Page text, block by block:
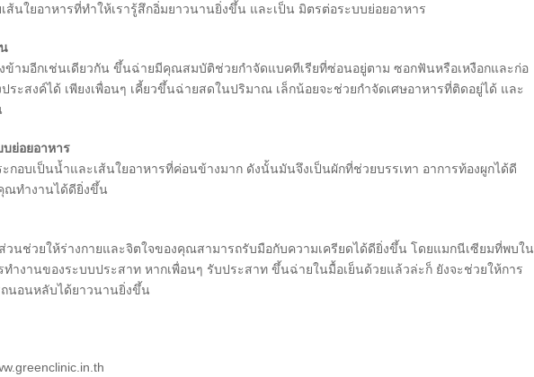
ส้นใยอาหารที่ทำให้เรารู้สึกอิ่มยาวนานยิ่งขึ้น และเป็น มิตรต่อระบบย่อยอาหาร
งข้ามอีกเช่นเดียวกัน ขึ้นฉ่ายมีคุณสมบัติช่วยกำจัดแบคทีเรียที่ซ่อนอยู่ตาม ซอกฟันหรือเหงือกและก่อ
ระสงค์ได้ เพียงเพื่อนๆ เคี้ยวขึ้นฉ่ายสดในปริมาณ เล็กน้อยจะช่วยกำจัดเศษอาหารที่ติดอยู่ได้ และ
ย่อยอาหาร
อบเป็นน้ำและเส้นใยอาหารที่ค่อนข้างมาก ดังนั้นมันจึงเป็นผักที่ช่วยบรรเทา อาการท้องผูกได้ดี
ณทำงานได้ดียิ่งขึ้น
นช่วยให้ร่างกายและจิตใจของคุณสามารถรับมือกับความเครียดได้ดียิ่งขึ้น โดยแมกนีเซียมที่พบใน
ำงานของระบบประสาท หากเพื่อนๆ รับประสาท ขึ้นฉ่ายในมื้อเย็นด้วยแล้วล่ะก็ ยังจะช่วยให้การ
นอนหลับได้ยาวนานยิ่งขึ้น